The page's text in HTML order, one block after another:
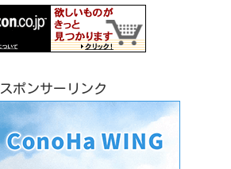
スポンサーリンク